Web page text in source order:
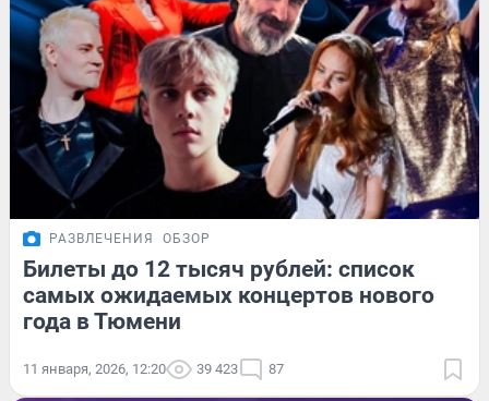
РАЗВЛЕЧЕНИЯ ОБЗОР
Билеты до 12 тысяч рублей: список
самых ожидаемых концертов нового
года в Тюмени
11 января, 2026, 12:20 39 423 87